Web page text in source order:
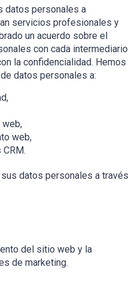
datos personales a
servicios profesionales y
un acuerdo sobre el
con cada intermediario
la confidencialidad. Hemos
datos personales a:
web,
datos personales a través
del sitio web y la
de marketing.